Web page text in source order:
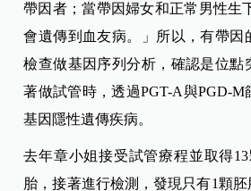
帶因者；當帶因婦女和正常男性生
會遺傳到血友病。」所以，有帶因
檢查做基因序列分析，確認是位點
著做試管時，透過PGT-A與PGD-
基因隱性遺傳疾病。
去年章小姐接受試管療程並取得
胎，接著進行檢測，發現只有1顆